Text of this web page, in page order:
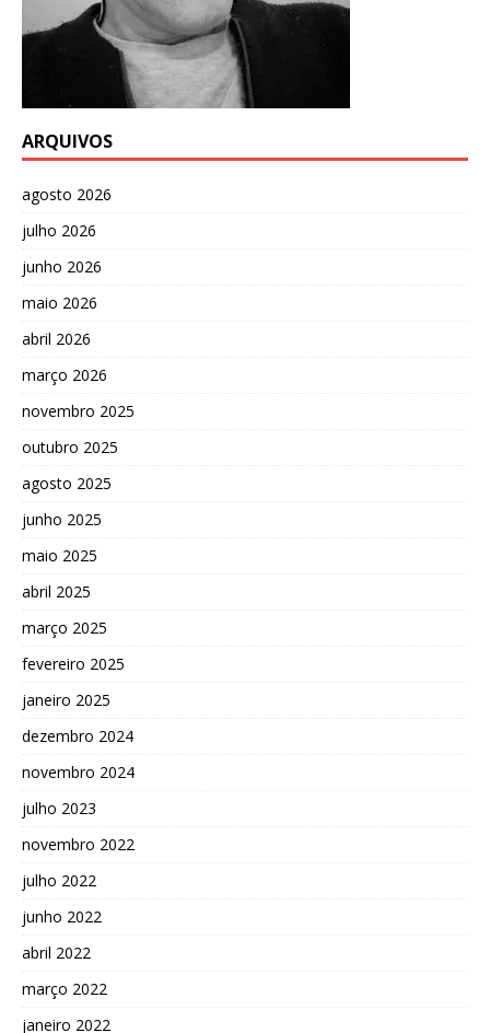
ARQUIVOS
agosto 2026
julho 2026
junho 2026
maio 2026
abril 2026
março 2026
novembro 2025
outubro 2025
agosto 2025
junho 2025
maio 2025
abril 2025
março 2025
fevereiro 2025
janeiro 2025
dezembro 2024
novembro 2024
julho 2023
novembro 2022
julho 2022
junho 2022
abril 2022
março 2022
janeiro 2022